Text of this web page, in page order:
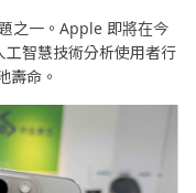
之一。Apple 即將在今
智慧技術分析使用者行
壽命。